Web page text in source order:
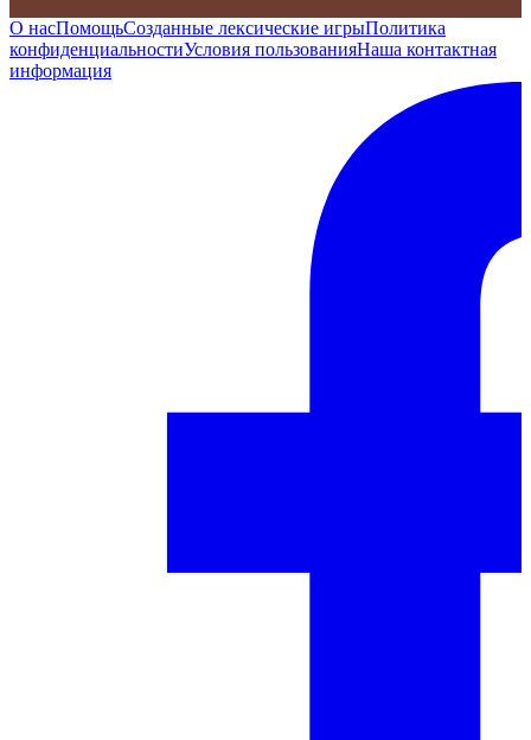
О насПомощьСозданные лексические игрыПолитика
конфиденциальностиУсловия пользованияНаша контактная
информация